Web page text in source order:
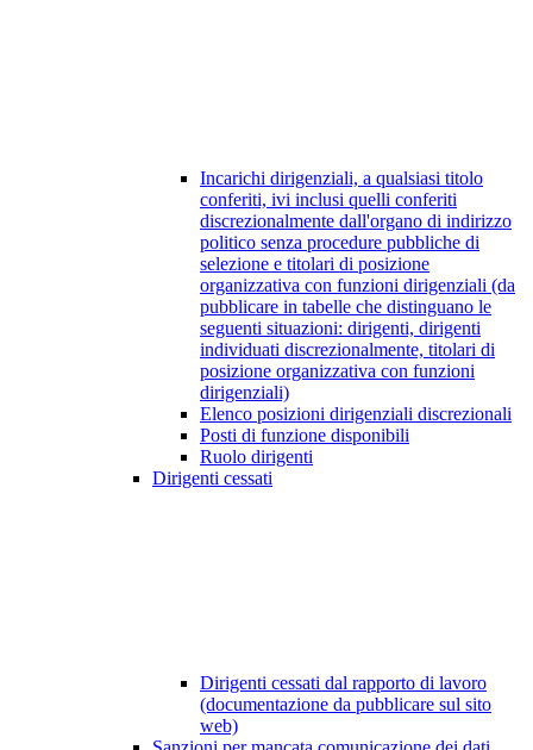
Incarichi dirigenziali, a qualsiasi titolo
conferiti, ivi inclusi quelli conferiti
discrezionalmente dall'organo di indirizzo
politico senza procedure pubbliche di
selezione e titolari di posizione
organizzativa con funzioni dirigenziali (da
pubblicare in tabelle che distinguano le
seguenti situazioni: dirigenti, dirigenti
individuati discrezionalmente, titolari di
posizione organizzativa con funzioni
dirigenziali)
Elenco posizioni dirigenziali discrezionali
Posti di funzione disponibili
Ruolo dirigenti
Dirigenti cessati
Dirigenti cessati dal rapporto di lavoro
(documentazione da pubblicare sul sito
web)